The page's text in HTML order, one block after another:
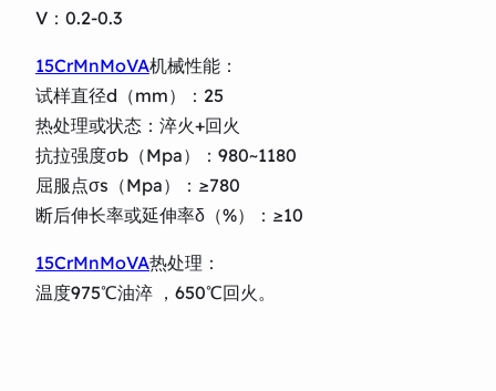
V：0.2-0.3
15CrMnMoVA机械性能：
试样直径d（mm）：25
热处理或状态：淬火+回火
抗拉强度σb（Mpa）：980~1180
屈服点σs（Mpa）：≥780
断后伸长率或延伸率δ（%）：≥10
15CrMnMoVA热处理：
温度975℃油淬 ，650℃回火。